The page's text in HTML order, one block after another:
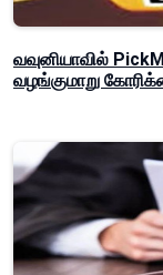
வவுனியாவில்
வழங்குமாறு